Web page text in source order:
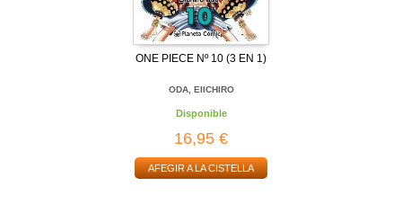
ONE PIECE Nº 10 (3 EN 1)
ODA, EIICHIRO
Disponible
16,95 €
AFEGIR A LA CISTELLA